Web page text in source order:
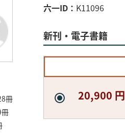
冊
六一ID
K11096
新刊・電子書籍
20,900 円